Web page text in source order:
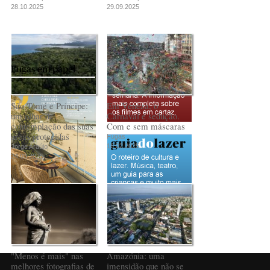
28.10.2025
29.09.2025
São Tomé e Príncipe:
um olhar de
contemplação das suas
áreas protegidas
Jorge Araújo
24.03.2025
Em Veneza, o
Carnaval é sedução.
Com e sem máscaras
Fugas
18.02.2025
"Menos é mais" nas
melhores fotografias de
Amazónia: uma
imensidão que não se
Fugas em papel
PUB